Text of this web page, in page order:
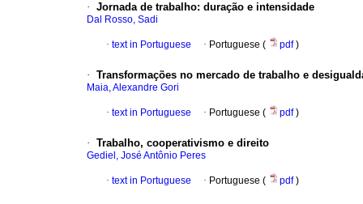
· Jornada de trabalho: duração e intensidade
Dal Rosso, Sadi
· text in Portuguese · Portuguese ( pdf)
· Transformações no mercado de trabalho e
Maia, Alexandre Gori
· text in Portuguese · Portuguese ( pdf)
· Trabalho, cooperativismo e direito
Gediel, José Antônio Peres
· text in Portuguese · Portuguese ( pdf)